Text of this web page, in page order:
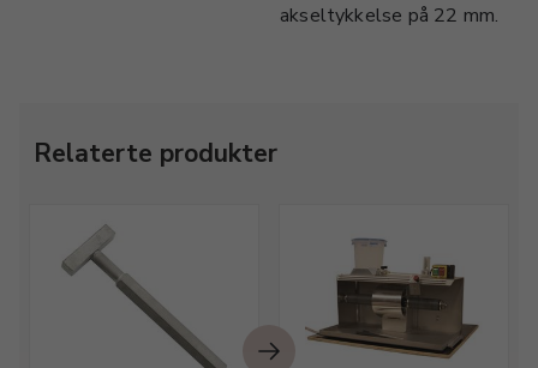
akseltykkelse på 22 mm.
Relaterte produkter